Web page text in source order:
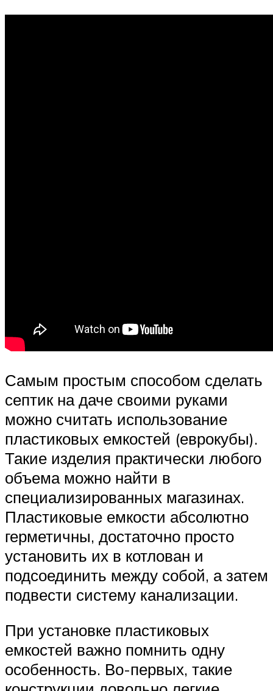
Самым простым способом сделать
септик на даче своими руками
можно считать использование
пластиковых емкостей (еврокубы).
Такие изделия практически любого
объема можно найти в
специализированных магазинах.
Пластиковые емкости абсолютно
герметичны, достаточно просто
установить их в котлован и
подсоединить между собой, а затем
подвести систему канализации.
При установке пластиковых
емкостей важно помнить одну
особенность. Во-первых, такие